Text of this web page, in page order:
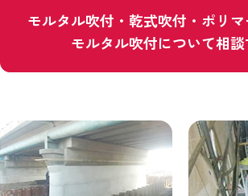
モルタル吹付・乾式吹付・ポリ
モルタル吹付について相談